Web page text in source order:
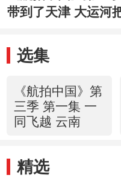
带到了天津 大运河
选集
《航拍中国》第
三季 第一集 一
同飞越 云南
精选